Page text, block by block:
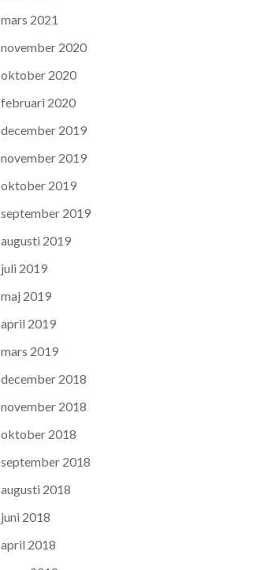
mars 2021
november 2020
oktober 2020
februari 2020
december 2019
november 2019
oktober 2019
september 2019
augusti 2019
juli 2019
maj 2019
april 2019
mars 2019
december 2018
november 2018
oktober 2018
september 2018
augusti 2018
juni 2018
april 2018